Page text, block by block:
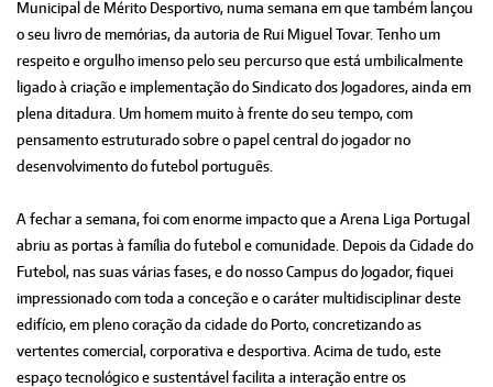
Municipal de Mérito Desportivo, numa semana em que também lançou
o seu livro de memórias, da autoria de Rui Miguel Tovar. Tenho um
respeito e orgulho imenso pelo seu percurso que está umbilicalmente
ligado à criação e implementação do Sindicato dos Jogadores, ainda em
plena ditadura. Um homem muito à frente do seu tempo, com
pensamento estruturado sobre o papel central do jogador no
desenvolvimento do futebol português.
A fechar a semana, foi com enorme impacto que a Arena Liga Portugal
abriu as portas à família do futebol e comunidade. Depois da Cidade do
Futebol, nas suas várias fases, e do nosso Campus do Jogador, fiquei
impressionado com toda a conceção e o caráter multidisciplinar deste
edifício, em pleno coração da cidade do Porto, concretizando as
vertentes comercial, corporativa e desportiva. Acima de tudo, este
espaço tecnológico e sustentável facilita a interação entre os